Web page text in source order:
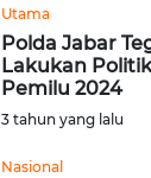
Utama
Polda Jabar
Lakukan
Pemilu 2024
3 tahun yang lalu
Nasional